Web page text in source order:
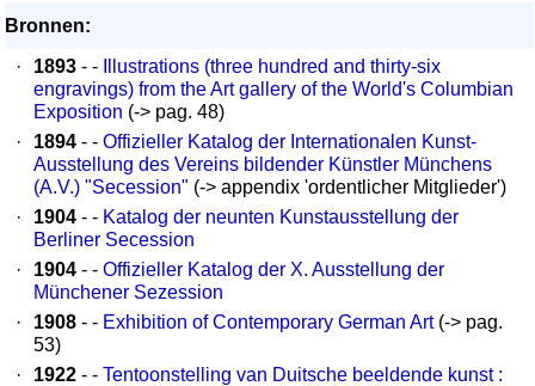
Bronnen:
·
1893 - -
Illustrations (three hundred and thirty-six
engravings) from the Art gallery of the World's Columbian
Exposition (-> pag. 48)
·
1894 - - Offizieller Katalog der Internationalen Kunst-
Ausstellung des Vereins bildender Künstler Münchens
(A.V.) "Secession" (-> appendix 'ordentlicher Mitglieder')
·
1904 - - Katalog der neunten Kunstausstellung der
Berliner Secession
·
1904 - - Offizieller Katalog der X. Ausstellung der
Münchener Sezession
·
1908 - - Exhibition of Contemporary German Art(-> pag.
53)
·
1922 - - Tentoonstelling van Duitsche beeldende kunst :